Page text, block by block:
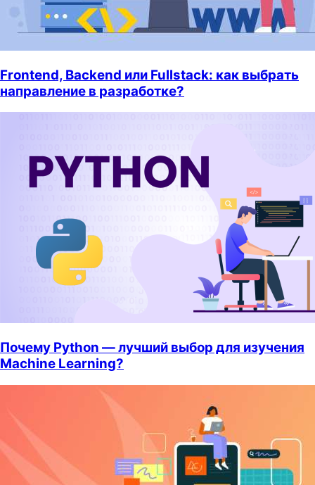
Frontend, Backend или Fullstack: как выбрать
направление в разработке?
Почему Python — лучший выбор для изучения
Machine Learning?